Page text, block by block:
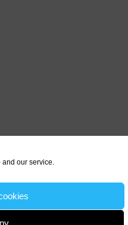
and our service.